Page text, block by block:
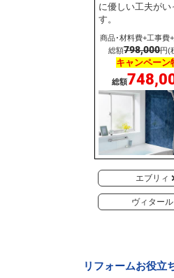
に優しい工夫がい
す。
商品･材料費+工事費
総額798,000円(
キャンペーン
総額
エブリィ
ヴィタール
リフォームお役立